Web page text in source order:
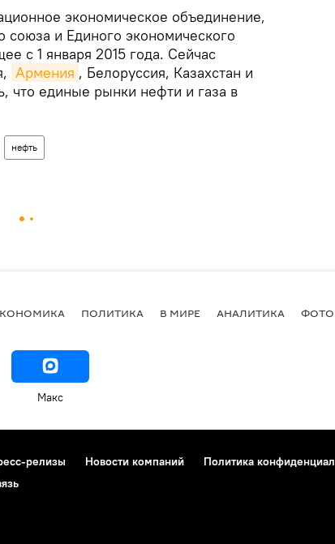
экономическое объединение,
союза и Единого экономического
с 1 января 2015 года. Сейчас
Армения , Белоруссия, Казахстан и
что единые рынки нефти и газа в
нефть
ПОЛИТИКА В МИРЕ АНАЛИТИКА ФОТО
Макс
релизы Новости компаний Политика